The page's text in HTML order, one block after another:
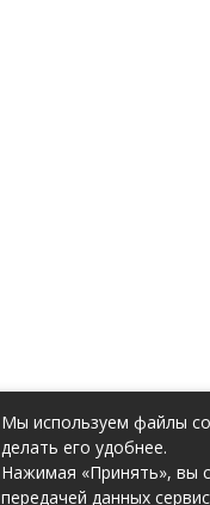
Мы используем файлы
делать его удобнее.
Нажимая «Принять», вы
передачей данных